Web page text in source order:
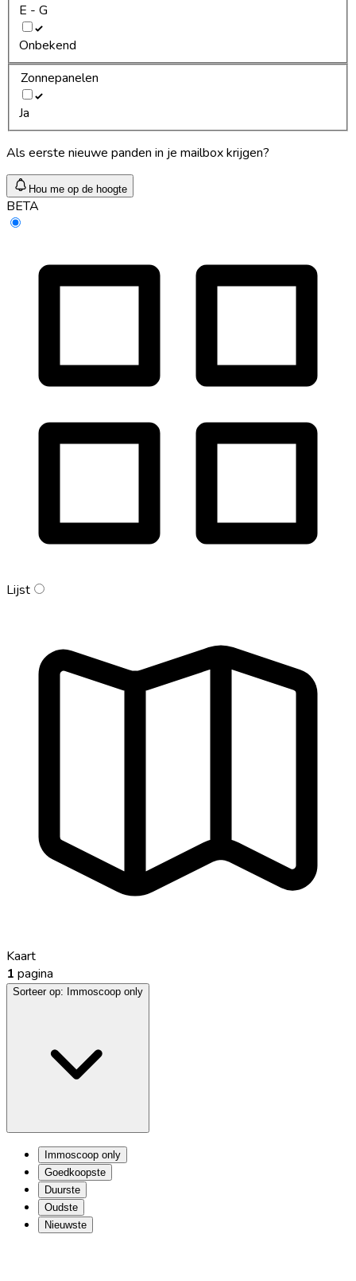
E - G
Onbekend
Zonnepanelen
Ja
Als eerste nieuwe panden in je mailbox krijgen?
Hou me op de hoogte
BETA
Lijst
Kaart
1 pagina
Sorteer op: Immoscoop only
Immoscoop only
Goedkoopste
Duurste
Oudste
Nieuwste